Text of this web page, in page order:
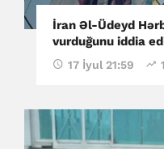
İran Əl-Üdeyd
vurduğunu iddia
17 İyul 21:59